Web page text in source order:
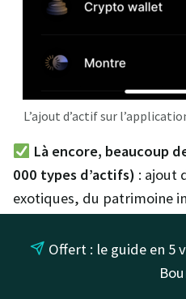
L’ajout d’actif sur
Là encore, beaucoup
000 types d’actifs) : ajout
exotiques, du patrimoine
Avis Finary :
Offert : le guide en 5